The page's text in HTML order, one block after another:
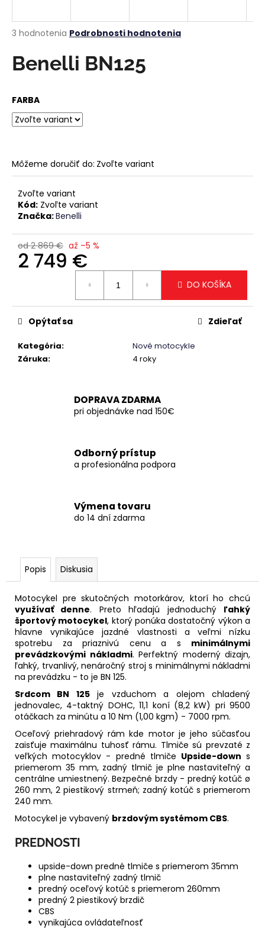
Priemerné
produktu
je
5
hviezdičiek.
3 hodnotenia Podrobnosti hodnotenia
Benelli BN125
FARBA
Môžeme doručiť do: Zvoľte variant
Zvoľte variant
Kód: Zvoľte variant
Značka:Benelli
od 2 869 € až –5 %
2 749 €
DO KOŠÍKA
Kategória:
Nové motocykle
Záruka: 4 roky
Opýtať sa Zdieľať
DOPRAVA ZDARMA
pri objednávke nad 150€
Odborný prístup
a profesionálna podpora
Výmena tovaru
do 14 dní zdarma
Popis Diskusia
Motocykel pre skutočných motorkárov, ktorí ho chcú
využívať denne. Preto hľadajú jednoduchý ľahký
športový motocykel, ktorý ponúka dostatočný výkon a
hlavne vynikajúce jazdné vlastnosti a veľmi nízku
spotrebu za priaznivú cenu a s minimálnymi
prevádzkovými nákladmi. Perfektný moderný dizajn,
ľahký, trvanlivý, nenáročný stroj s minimálnymi nákladmi
na prevádzku - to je BN 125.
Srdcom BN 125je vzduchom a olejom chladený
jednovalec, 4-taktný DOHC, 11,1 koní (8,2 kW) pri 9500
otáčkach za minútu a 10 Nm (1,00 kgm) - 7000 rpm.
Oceľový priehradový rám kde motor je jeho súčasťou
zaisťuje maximálnu tuhosť rámu. Tlmiče sú prevzaté z
veľkých motocyklov - predné tlmiče Upside-down s
priemerom 35 mm, zadný tlmič je plne nastaviteľný a
centrálne umiestnený. Bezpečné brzdy - predný kotúč ø
260 mm, 2 piestikový strmeň; zadný kotúč s priemerom
240 mm.
Motocykel je vybavený brzdovým systémom CBS.
PREDNOSTI
upside-down predné tlmiče s priemerom 35mm
plne nastaviteľný zadný tlmič
predný oceľový kotúč s priemerom 260mm
predný 2 piestikový brzdič
CBS
vynikajúca ovládateľnosť
j
ť
O
d
p
e